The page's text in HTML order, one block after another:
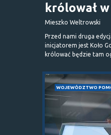
królował w
Mieszko Weltrowski
Przed nami druga
inicjatorem jest Koło
królować będzie tam
WOJEWÓDZTWO